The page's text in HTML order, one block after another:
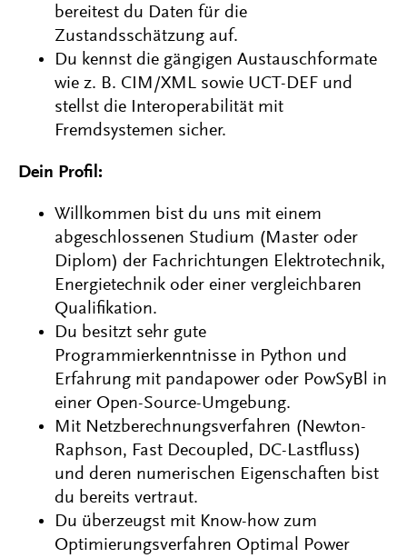
bereitest du Daten für die
Zustandsschätzung auf.
Du kennst die gängigen Austauschformate
wie z. B. CIM/XML sowie UCT-DEF und
stellst die Interoperabilität mit
Fremdsystemen sicher.
Dein Profil:
Willkommen bist du uns mit einem
abgeschlossenen Studium (Master oder
Diplom) der Fachrichtungen Elektrotechnik,
Energietechnik oder einer vergleichbaren
Qualifikation.
Du besitzt sehr gute
Programmierkenntnisse in Python und
Erfahrung mit pandapower oder PowSyBl in
einer Open-Source-Umgebung.
Mit Netzberechnungsverfahren (Newton-
Raphson, Fast Decoupled, DC-Lastfluss)
und deren numerischen Eigenschaften bist
du bereits vertraut.
Du überzeugst mit Know-how zum
Optimierungsverfahren Optimal Power